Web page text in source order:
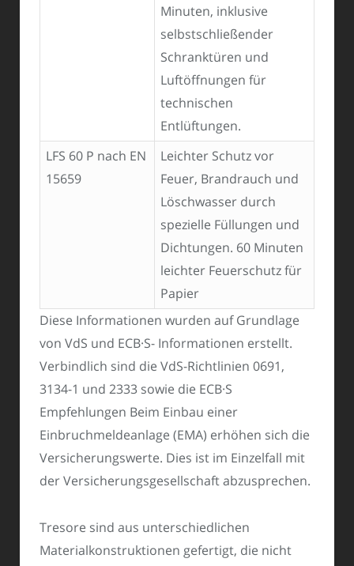
Minuten, inklusive
selbstschließender
Schranktüren und
Luftöffnungen für
technischen
Entlüftungen.
LFS 60 P nach EN
15659
Leichter Schutz vor
Feuer, Brandrauch und
Löschwasser durch
spezielle Füllungen und
Dichtungen. 60 Minuten
leichter Feuerschutz für
Papier
Diese Informationen wurden auf Grundlage
von VdS und ECB·S- Informationen erstellt.
Verbindlich sind die VdS-Richtlinien 0691,
3134-1 und 2333 sowie die ECB·S
Empfehlungen Beim Einbau einer
Einbruchmeldeanlage (EMA) erhöhen sich die
Versicherungswerte. Dies ist im Einzelfall mit
der Versicherungsgesellschaft abzusprechen.
Tresore sind aus unterschiedlichen
Materialkonstruktionen gefertigt, die nicht